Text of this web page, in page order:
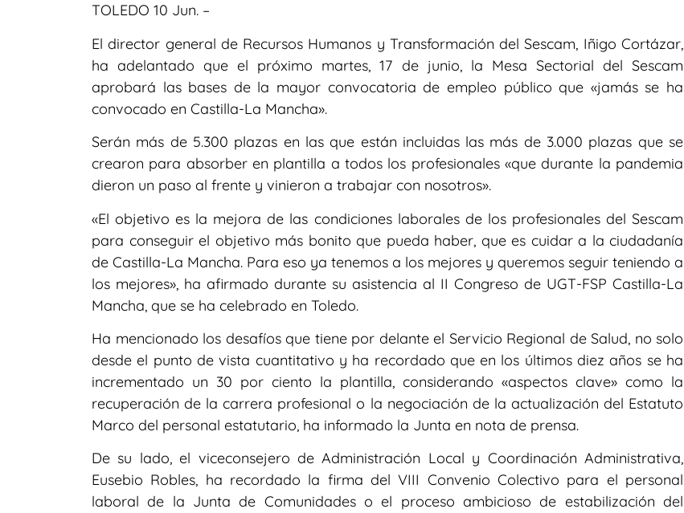
TOLEDO 10 Jun. –
El director general de Recursos Humanos y Transformación del Sescam, Iñigo Cortázar,
ha adelantado que el próximo martes, 17 de junio, la Mesa Sectorial del Sescam
aprobará las bases de la mayor convocatoria de empleo público que «jamás se ha
convocado en Castilla-La Mancha».
Serán más de 5.300 plazas en las que están incluidas las más de 3.000 plazas que se
crearon para absorber en plantilla a todos los profesionales «que durante la pandemia
dieron un paso al frente y vinieron a trabajar con nosotros».
«El objetivo es la mejora de las condiciones laborales de los profesionales del Sescam
para conseguir el objetivo más bonito que pueda haber, que es cuidar a la ciudadanía
de Castilla-La Mancha. Para eso ya tenemos a los mejores y queremos seguir teniendo a
los mejores», ha afirmado durante su asistencia al II Congreso de UGT-FSP Castilla-La
Mancha, que se ha celebrado en Toledo.
Ha mencionado los desafíos que tiene por delante el Servicio Regional de Salud, no solo
desde el punto de vista cuantitativo y ha recordado que en los últimos diez años se ha
incrementado un 30 por ciento la plantilla, considerando «aspectos clave» como la
recuperación de la carrera profesional o la negociación de la actualización del Estatuto
Marco del personal estatutario, ha informado la Junta en nota de prensa.
De su lado, el viceconsejero de Administración Local y Coordinación Administrativa,
Eusebio Robles, ha recordado la firma del VIII Convenio Colectivo para el personal
laboral de la Junta de Comunidades o el proceso ambicioso de estabilización del